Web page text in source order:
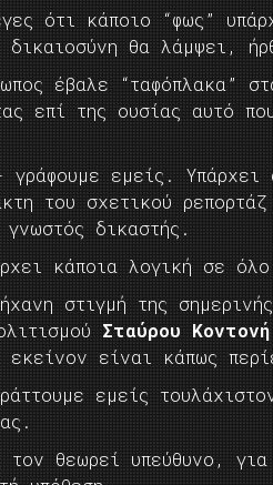
ότι κάποιο “φως”
δικαιοσύνη θα λάμψει,
έβαλε “ταφόπλακα”
επί της ουσίας αυτό
εμείς.
του σχετικού
γνωστός δικαστής.
κάποια λογική σε
στιγμή της
Σταύρου Κοντονή
είναι κάπως
εμείς
τον θεωρεί υπεύθυνο,